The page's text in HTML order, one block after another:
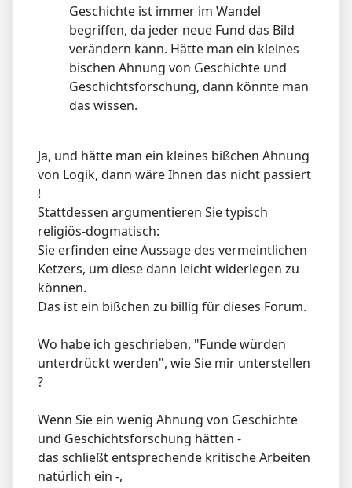
Geschichte ist immer im Wandel
begriffen, da jeder neue Fund das Bild
verändern kann. Hätte man ein kleines
bischen Ahnung von Geschichte und
Geschichtsforschung, dann könnte man
das wissen.
Ja, und hätte man ein kleines bißchen Ahnung
von Logik, dann wäre Ihnen das nicht passiert
!
Stattdessen argumentieren Sie typisch
religiös-dogmatisch:
Sie erfinden eine Aussage des vermeintlichen
Ketzers, um diese dann leicht widerlegen zu
können.
Das ist ein bißchen zu billig für dieses Forum.
Wo habe ich geschrieben, "Funde würden
unterdrückt werden", wie Sie mir unterstellen
?
Wenn Sie ein wenig Ahnung von Geschichte
und Geschichtsforschung hätten -
das schließt entsprechende kritische Arbeiten
natürlich ein -,